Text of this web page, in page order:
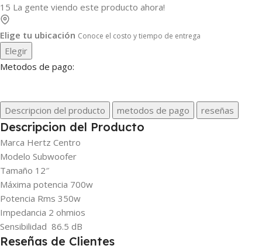
15 La gente viendo este producto ahora!
Elige tu ubicación Conoce el costo y tiempo de entrega
Elegir
Metodos de pago:
Descripcion del producto metodos de pago reseñas
Descripcion del Producto
Marca Hertz Centro
Modelo Subwoofer
Tamaño 12″
Máxima potencia 700w
Potencia Rms 350w
Impedancia 2 ohmios
Sensibilidad 86.5 dB
Reseñas de Clientes